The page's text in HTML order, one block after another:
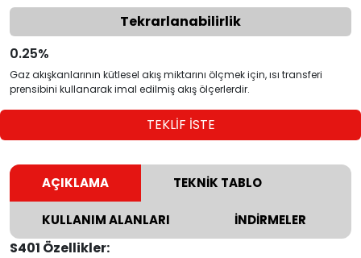
Tekrarlanabilirlik
0.25%
Gaz akışkanlarının kütlesel akış miktarını ölçmek için, ısı transferi
prensibini kullanarak imal edilmiş akış ölçerlerdir.
TEKLİF İSTE
AÇIKLAMA TEKNİK TABLO
KULLANIM ALANLARI İNDİRMELER
S401 Özellikler: